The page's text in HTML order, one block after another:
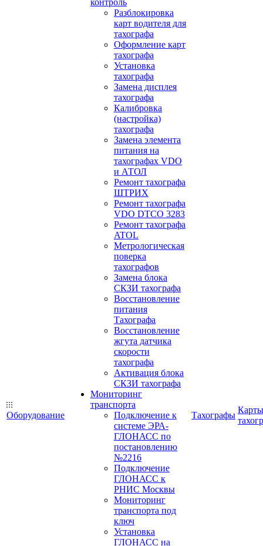
Оборудование
контроль
Разблокировка
карт водителя для
тахографа
Оформление карт
тахографа
Установка
тахографа
Замена дисплея
тахографа
Калибровка
(настройка)
тахографа
Замена элемента
питания на
тахографах VDO
и АТОЛ
Ремонт тахографа
ШТРИХ
Ремонт тахографа
VDO DTCO 3283
Ремонт тахографа
ATOL
Метрологическая
поверка
тахографов
Замена блока
СКЗИ тахографа
Восстановление
питания
Тахографа
Восстановление
жгута датчика
скорости
тахографа
Активация блока
СКЗИ тахографа
Мониторинг
транспорта
Подключение к
системе ЭРА-
ГЛОНАСС по
постановлению
№2216
Подключение
ГЛОНАСС к
РНИС Москвы
Мониторинг
транспорта под
ключ
Установка
ГЛОНАСС на
Тахографы
Карты